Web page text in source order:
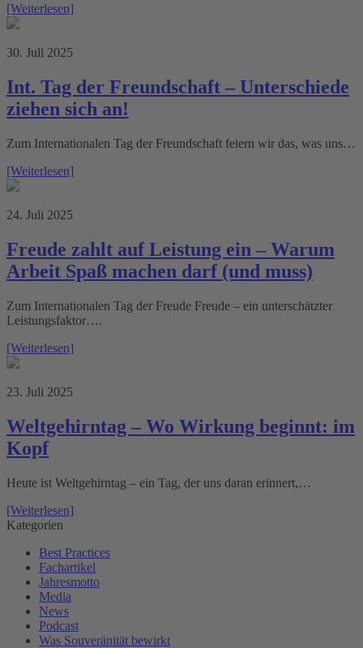
[Weiterlesen]
30. Juli 2025
Int. Tag der Freundschaft – Unterschiede
ziehen sich an!
Zum Internationalen Tag der Freundschaft feiern wir das, was uns…
[Weiterlesen]
24. Juli 2025
Freude zahlt auf Leistung ein – Warum
Arbeit Spaß machen darf (und muss)
Zum Internationalen Tag der Freude Freude – ein unterschätzter
Leistungsfaktor….
[Weiterlesen]
23. Juli 2025
Weltgehirntag – Wo Wirkung beginnt: im
Kopf
Heute ist Weltgehirntag – ein Tag, der uns daran erinnert,…
[Weiterlesen]
Kategorien
Best Practices
Fachartikel
Jahresmotto
Media
News
Podcast
Was Souveränität bewirkt